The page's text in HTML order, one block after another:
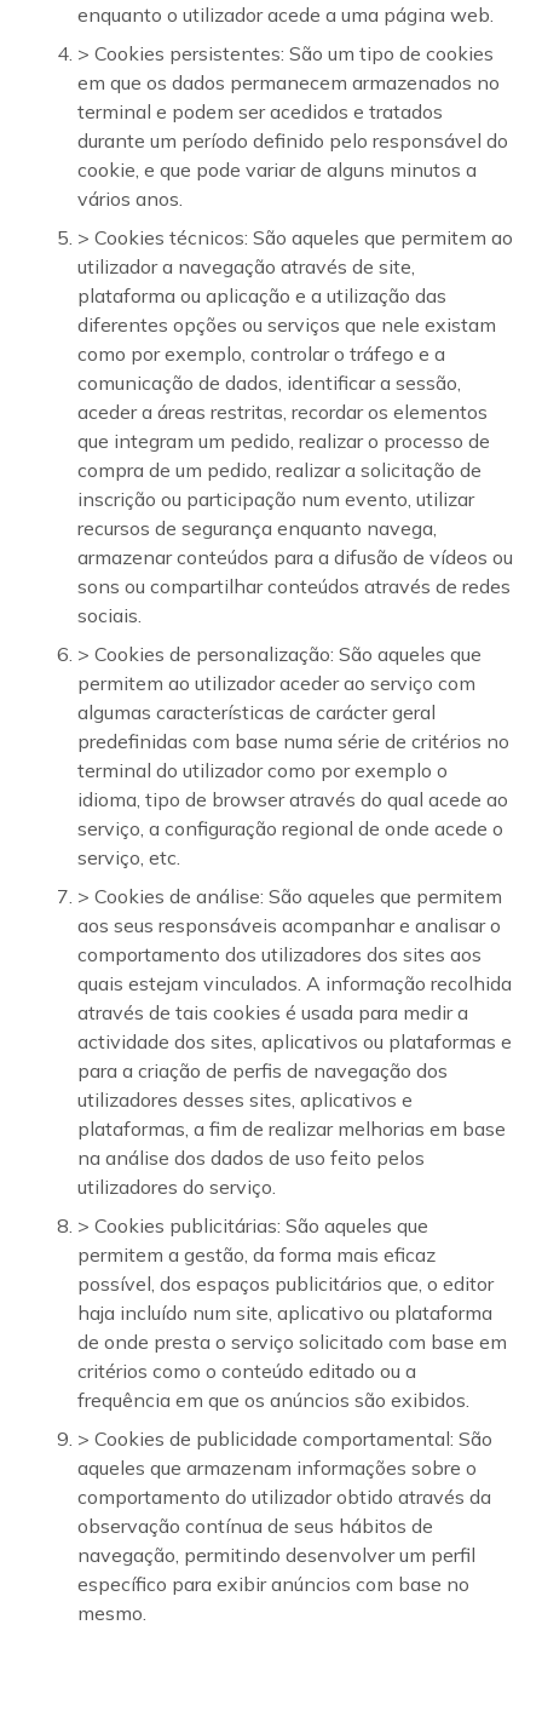
enquanto o utilizador acede a uma página web.
> Cookies persistentes: São um tipo de cookies
em que os dados permanecem armazenados no
terminal e podem ser acedidos e tratados
durante um período definido pelo responsável do
cookie, e que pode variar de alguns minutos a
vários anos.
> Cookies técnicos: São aqueles que permitem ao
utilizador a navegação através de site,
plataforma ou aplicação e a utilização das
diferentes opções ou serviços que nele existam
como por exemplo, controlar o tráfego e a
comunicação de dados, identificar a sessão,
aceder a áreas restritas, recordar os elementos
que integram um pedido, realizar o processo de
compra de um pedido, realizar a solicitação de
inscrição ou participação num evento, utilizar
recursos de segurança enquanto navega,
armazenar conteúdos para a difusão de vídeos ou
sons ou compartilhar conteúdos através de redes
sociais.
> Cookies de personalização: São aqueles que
permitem ao utilizador aceder ao serviço com
algumas características de carácter geral
predefinidas com base numa série de critérios no
terminal do utilizador como por exemplo o
idioma, tipo de browser através do qual acede ao
serviço, a configuração regional de onde acede o
serviço, etc.
> Cookies de análise: São aqueles que permitem
aos seus responsáveis acompanhar e analisar o
comportamento dos utilizadores dos sites aos
quais estejam vinculados. A informação recolhida
através de tais cookies é usada para medir a
actividade dos sites, aplicativos ou plataformas e
para a criação de perfis de navegação dos
utilizadores desses sites, aplicativos e
plataformas, a fim de realizar melhorias em base
na análise dos dados de uso feito pelos
utilizadores do serviço.
> Cookies publicitárias: São aqueles que
permitem a gestão, da forma mais eficaz
possível, dos espaços publicitários que, o editor
haja incluído num site, aplicativo ou plataforma
de onde presta o serviço solicitado com base em
critérios como o conteúdo editado ou a
frequência em que os anúncios são exibidos.
> Cookies de publicidade comportamental: São
aqueles que armazenam informações sobre o
comportamento do utilizador obtido através da
observação contínua de seus hábitos de
navegação, permitindo desenvolver um perfil
específico para exibir anúncios com base no
mesmo.